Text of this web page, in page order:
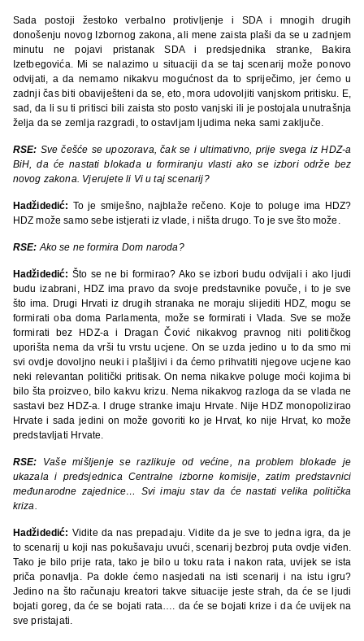
Sada postoji žestoko verbalno protivljenje i SDA i mnogih drugih
donošenju novog Izbornog zakona, ali mene zaista plaši da se u zadnjem
minutu ne pojavi pristanak SDA i predsjednika stranke, Bakira
Izetbegovića. Mi se nalazimo u situaciji da se taj scenarij može ponovo
odvijati, a da nemamo nikakvu mogućnost da to spriječimo, jer ćemo u
zadnji čas biti obaviješteni da se, eto, mora udovoljiti vanjskom pritisku. E,
sad, da li su ti pritisci bili zaista sto posto vanjski ili je postojala unutrašnja
želja da se zemlja razgradi, to ostavljam ljudima neka sami zaključe.
RSE: Sve češće se upozorava, čak se i ultimativno, prije svega iz HDZ-a
BiH, da će nastati blokada u formiranju vlasti ako se izbori održe bez
novog zakona. Vjerujete li Vi u taj scenarij?
Hadžidedić: To je smiješno, najblaže rečeno. Koje to poluge ima HDZ?
HDZ može samo sebe istjerati iz vlade, i ništa drugo. To je sve što može.
RSE: Ako se ne formira Dom naroda?
Hadžidedić: Što se ne bi formirao? Ako se izbori budu odvijali i ako ljudi
budu izabrani, HDZ ima pravo da svoje predstavnike povuče, i to je sve
što ima. Drugi Hrvati iz drugih stranaka ne moraju slijediti HDZ, mogu se
formirati oba doma Parlamenta, može se formirati i Vlada. Sve se može
formirati bez HDZ-a i Dragan Čović nikakvog pravnog niti političkog
uporišta nema da vrši tu vrstu ucjene. On se uzda jedino u to da smo mi
svi ovdje dovoljno neuki i plašljivi i da ćemo prihvatiti njegove ucjene kao
neki relevantan politički pritisak. On nema nikakve poluge moći kojima bi
bilo šta proizveo, bilo kakvu krizu. Nema nikakvog razloga da se vlada ne
sastavi bez HDZ-a. I druge stranke imaju Hrvate. Nije HDZ monopolizirao
Hrvate i sada jedini on može govoriti ko je Hrvat, ko nije Hrvat, ko može
predstavljati Hrvate.
RSE: Vaše mišljenje se razlikuje od većine, na problem blokade je
ukazala i predsjednica Centralne izborne komisije, zatim predstavnici
međunarodne zajednice… Svi imaju stav da će nastati velika politička
kriza.
Hadžidedić: Vidite da nas prepadaju. Vidite da je sve to jedna igra, da je
to scenarij u koji nas pokušavaju uvući, scenarij bezbroj puta ovdje viđen.
Tako je bilo prije rata, tako je bilo u toku rata i nakon rata, uvijek se ista
priča ponavlja. Pa dokle ćemo nasjedati na isti scenarij i na istu igru?
Jedino na što računaju kreatori takve situacije jeste strah, da će se ljudi
bojati goreg, da će se bojati rata…. da će se bojati krize i da će uvijek na
sve pristajati.